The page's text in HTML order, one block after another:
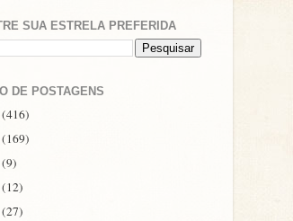
SUA ESTRELA PREFERIDA
DE POSTAGENS
(416)
(169)
(9)
(12)
(27)